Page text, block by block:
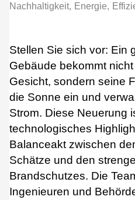
Nachhaltigkeit Energie
Stellen Sie sich vor: Ein
Gebäude bekommt
Gesicht, sondern seine
die Sonne ein und
Strom. Diese Neuerung
technologisches
Balanceakt zwischen
Schätze und den
Brandschutzes. Die
Ingenieuren und